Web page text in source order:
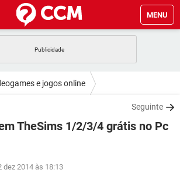
MENU
FACEBOOK
GMAIL
WHATSAPP
WHATSAPP
EXCEL
e jogos online
Seguinte
TheSims 1/2/3/4 grátis no Pc
dez 2014 às 18:13